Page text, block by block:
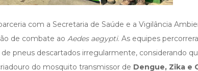
com a Secretaria de Saúde e a Vigilância
de combate ao Aedes aegypti. As equipes
pneus descartados irregularmente, considerando
do mosquito transmissor de Dengue, Zika e